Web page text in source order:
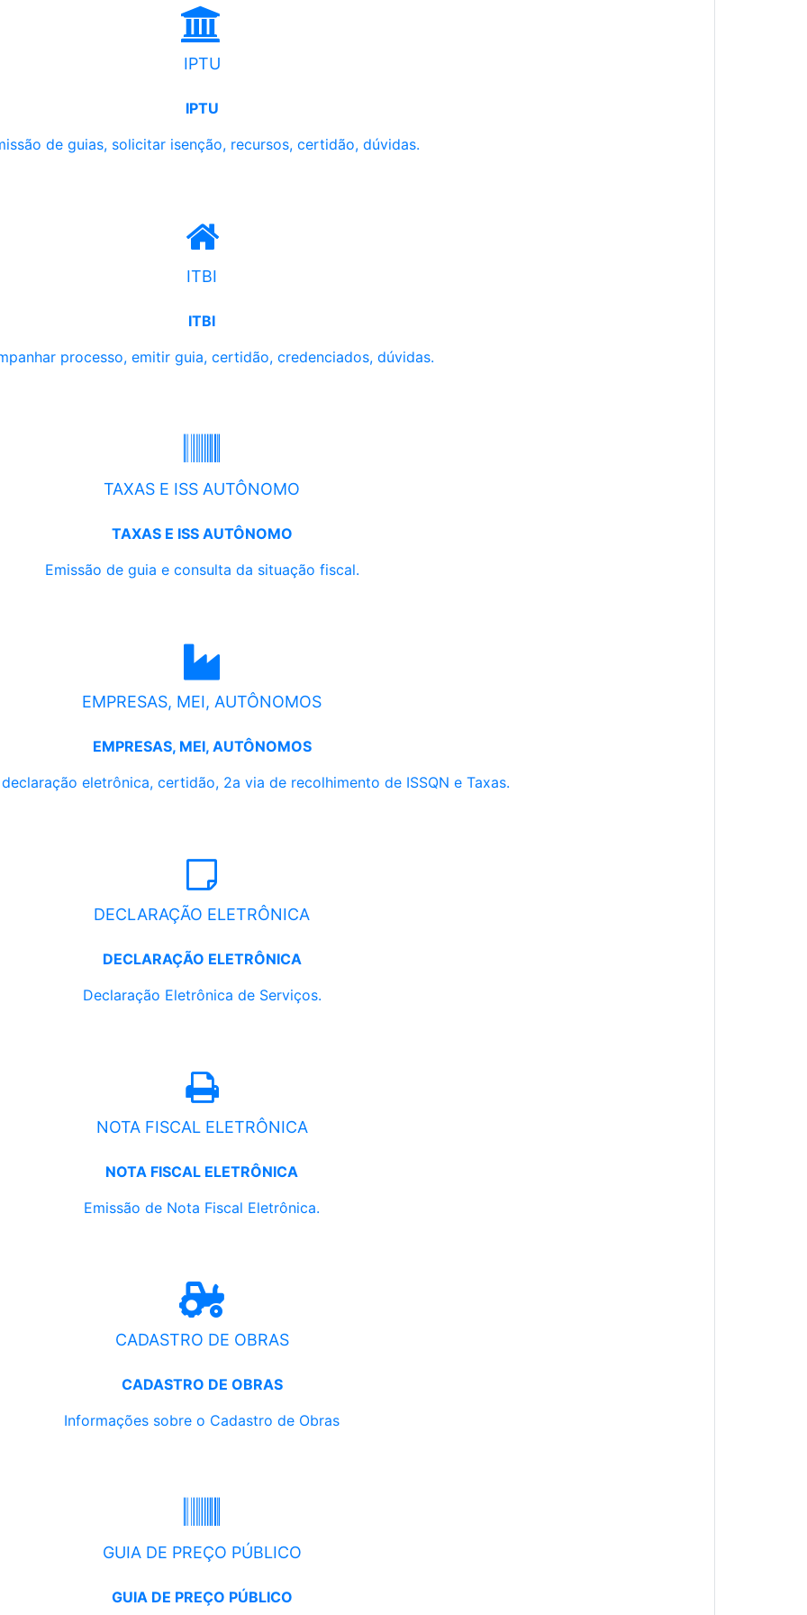
IPTU
IPTU
de guias, solicitar isenção, recursos, certidão, dúvidas.
ITBI
ITBI
processo, emitir guia, certidão, credenciados, dúvidas.
TAXAS E ISS AUTÔNOMO
TAXAS E ISS AUTÔNOMO
Emissão de guia e consulta da situação fiscal.
EMPRESAS, MEI, AUTÔNOMOS
EMPRESAS, MEI, AUTÔNOMOS
eletrônica, certidão, 2a via de recolhimento de ISSQN e Taxas.
DECLARAÇÃO ELETRÔNICA
DECLARAÇÃO ELETRÔNICA
Declaração Eletrônica de Serviços.
NOTA FISCAL ELETRÔNICA
NOTA FISCAL ELETRÔNICA
Emissão de Nota Fiscal Eletrônica.
CADASTRO DE OBRAS
CADASTRO DE OBRAS
Informações sobre o Cadastro de Obras
GUIA DE PREÇO PÚBLICO
GUIA DE PREÇO PÚBLICO